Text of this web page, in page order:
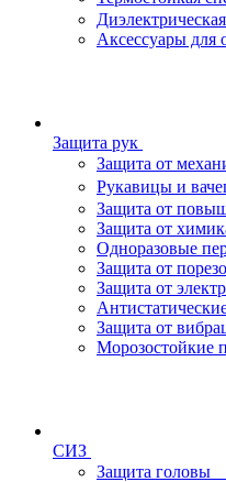
Аксессуары для
Защита рук
Защита от
Рукавицы и
Защита от
Защита от
Одноразовые
Защита от
Защита от
Защита от
Морозостойкие
СИЗ
Защита головы